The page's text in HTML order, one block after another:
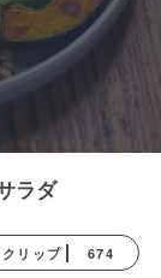
ラダ
クリップ 674